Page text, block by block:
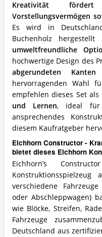
Kreativität
Vorstellungsvermögen
Es wird in
Buchenholz
umweltfreundliche
hochwertige Design des
abgerundeten Kanten
hervorragenden Wahl
empfehlen dieses Set als
und Lernen, ideal für
ansprechendes
diesem Kaufratgeber
Eichhorn Constructor -
bietet dieses Eichhorn
Eichhorn’s
verschiedene
oder Abschleppwagen)
wie Blöcke, Streifen,
Fahrzeuge
Deutschland aus